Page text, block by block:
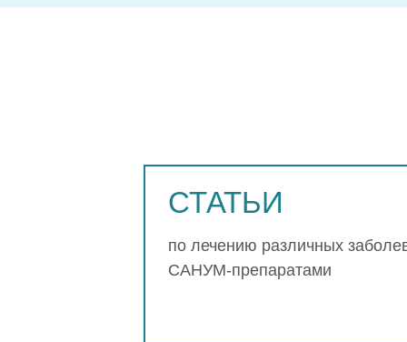
по лечению различных
САНУМ-препаратами
СТАТЬИ